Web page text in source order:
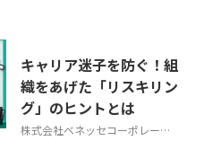
キャリア迷子を防ぐ！組
織をあげた「リスキリン
グ」のヒントとは
株式会社ベネッセコーポレーシ